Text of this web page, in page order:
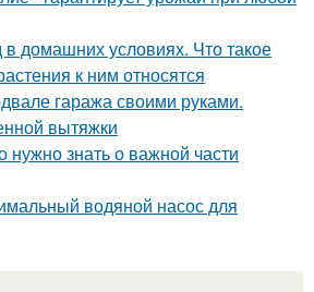
в домашних условиях. Что такое
к ним относятся
гаража своими руками.
вытяжки
нужно знать о важной части
водяной насос для